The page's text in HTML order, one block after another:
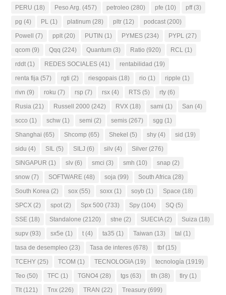
PERU (18) Peso Arg. (457) petroleo (280) pfe (10) pff(3)
pg (4) PL (1) platinum (28) pltr (12) podcast (200)
Powell (7) pplt (20) PUTIN (1) PYMES (234) PYPL (27)
qcom (9) Qqq (224) Quantum (3) Ratio (920) RCL (1)
rddt (1) REDES SOCIALES (41) rentabilidad (19)
renta fija (57) rgti (2) riesgopais (18) rio (1) ripple (1)
rivn (9) roku (7) rsp (7) rsx (4) RTS (5) rty (6)
Rusia (21) Russell 2000 (242) RVX (18) sami (1) San (4)
scco (1) schw (1) semi (2) semis (267) sgg (1)
Shanghai (65) Shcomp (65) Shekel (5) shy (4) sid (19)
sidu (4) SIL (5) SILJ (6) silv (4) Silver (276)
SINGAPUR (1) slv (6) smci (3) smh (10) snap (2)
snow (7) SOFTWARE (48) soja (99) South Africa (28)
South Korea (2) sox (55) soxx (1) soyb (1) Space (18)
SPCX (2) spot (2) Spx 500 (733) Spy (104) SQ (5)
SSE (18) Standalone (2120) stne (2) SUECIA(2) Suiza (18)
supv (93) sx5e (1) t (4) ta35 (1) Taiwan (13) tal (1)
tasa de desempleo (23) Tasa de interes (678) tbf(15)
TCEHY (25) TCOM (1) TECNOLOGIA(19) tecnología (1919)
Teo (50) TFC (1) TGNO4 (28) tgs (63) tlh (38) tlry (1)
Tlt (121) Tnx (226) TRAN (22) Treasury (699)